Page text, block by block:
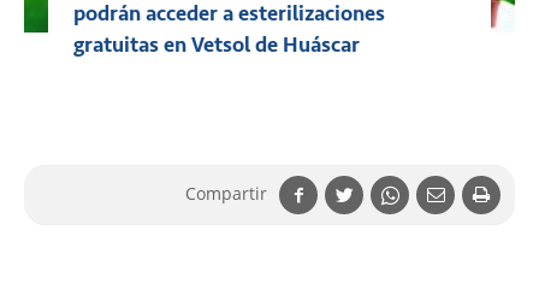
podrán acceder a esterilizaciones
gratuitas en Vetsol de Huáscar
Compartir